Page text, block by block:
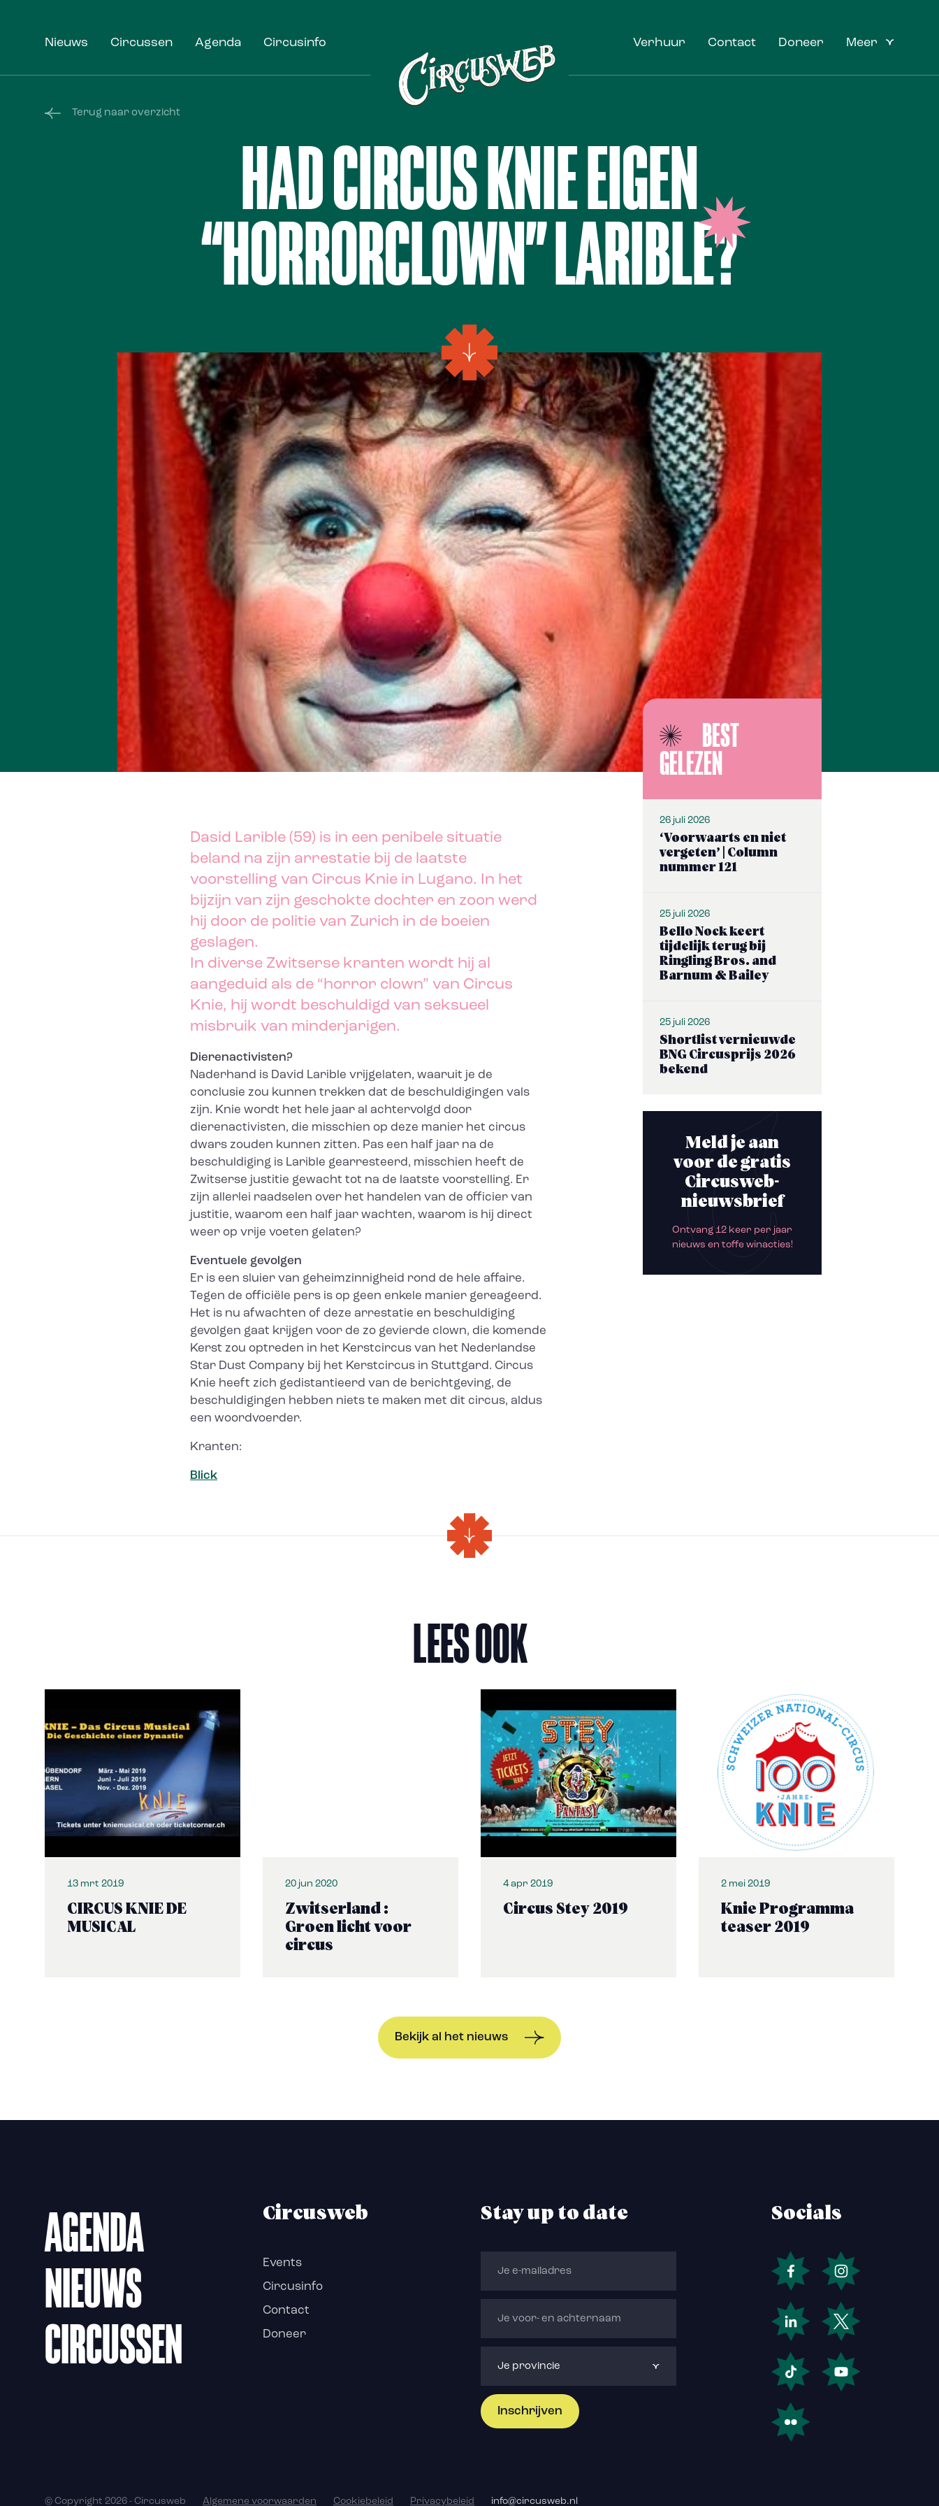
Nieuws Circussen Agenda Circusinfo Verhuur Contact Doneer Meer
Terug naar overzicht
HAD CIRCUS KNIE EIGEN
“HORRORCLOWN” LARIBLE?
Dasid Larible (59) is in een penibele situatie
beland na zijn arrestatie bij de laatste
voorstelling van Circus Knie in Lugano. In het
bijzijn van zijn geschokte dochter en zoon werd
hij door de politie van Zurich in de boeien
geslagen.
In diverse Zwitserse kranten wordt hij al
aangeduid als de “horror clown” van Circus
Knie, hij wordt beschuldigd van seksueel
misbruik van minderjarigen.
Dierenactivisten?
Naderhand is David Larible vrijgelaten, waaruit je de
conclusie zou kunnen trekken dat de beschuldigingen vals
zijn. Knie wordt het hele jaar al achtervolgd door
dierenactivisten, die misschien op deze manier het circus
dwars zouden kunnen zitten. Pas een half jaar na de
beschuldiging is Larible gearresteerd, misschien heeft de
Zwitserse justitie gewacht tot na de laatste voorstelling. Er
zijn allerlei raadselen over het handelen van de officier van
justitie, waarom een half jaar wachten, waarom is hij direct
weer op vrije voeten gelaten?
Eventuele gevolgen
Er is een sluier van geheimzinnigheid rond de hele affaire.
Tegen de officiële pers is op geen enkele manier gereageerd.
Het is nu afwachten of deze arrestatie en beschuldiging
gevolgen gaat krijgen voor de zo gevierde clown, die komende
Kerst zou optreden in het Kerstcircus van het Nederlandse
Star Dust Company bij het Kerstcircus in Stuttgard. Circus
Knie heeft zich gedistantieerd van de berichtgeving, de
beschuldigingen hebben niets te maken met dit circus, aldus
een woordvoerder.
Kranten:
Blick
BEST
GELEZEN
26 juli 2026
‘Voorwaarts en niet
vergeten’ | Column
nummer 121
25 juli 2026
Bello Nock keert
tijdelijk terug bij
Ringling Bros. and
Barnum & Bailey
25 juli 2026
Shortlist vernieuwde
BNG Circusprijs 2026
bekend
Meld je aan
voor de gratis
Circusweb-
nieuwsbrief
Ontvang 12 keer per jaar
nieuws en toffe winacties!
LEES OOK
13 mrt 2019
CIRCUS KNIE DE
MUSICAL
20 jun 2020
Zwitserland :
Groen licht voor
circus
4 apr 2019
Circus Stey 2019
2 mei 2019
Knie Programma
teaser 2019
Bekijk al het nieuws
AGENDA
NIEUWS
CIRCUSSEN
Circusweb
Events
Circusinfo
Contact
Doneer
Stay up to date Socials
© Copyright 2026 - Circusweb Algemene voorwaarden Cookiebeleid Privacybeleid info@circusweb.nl